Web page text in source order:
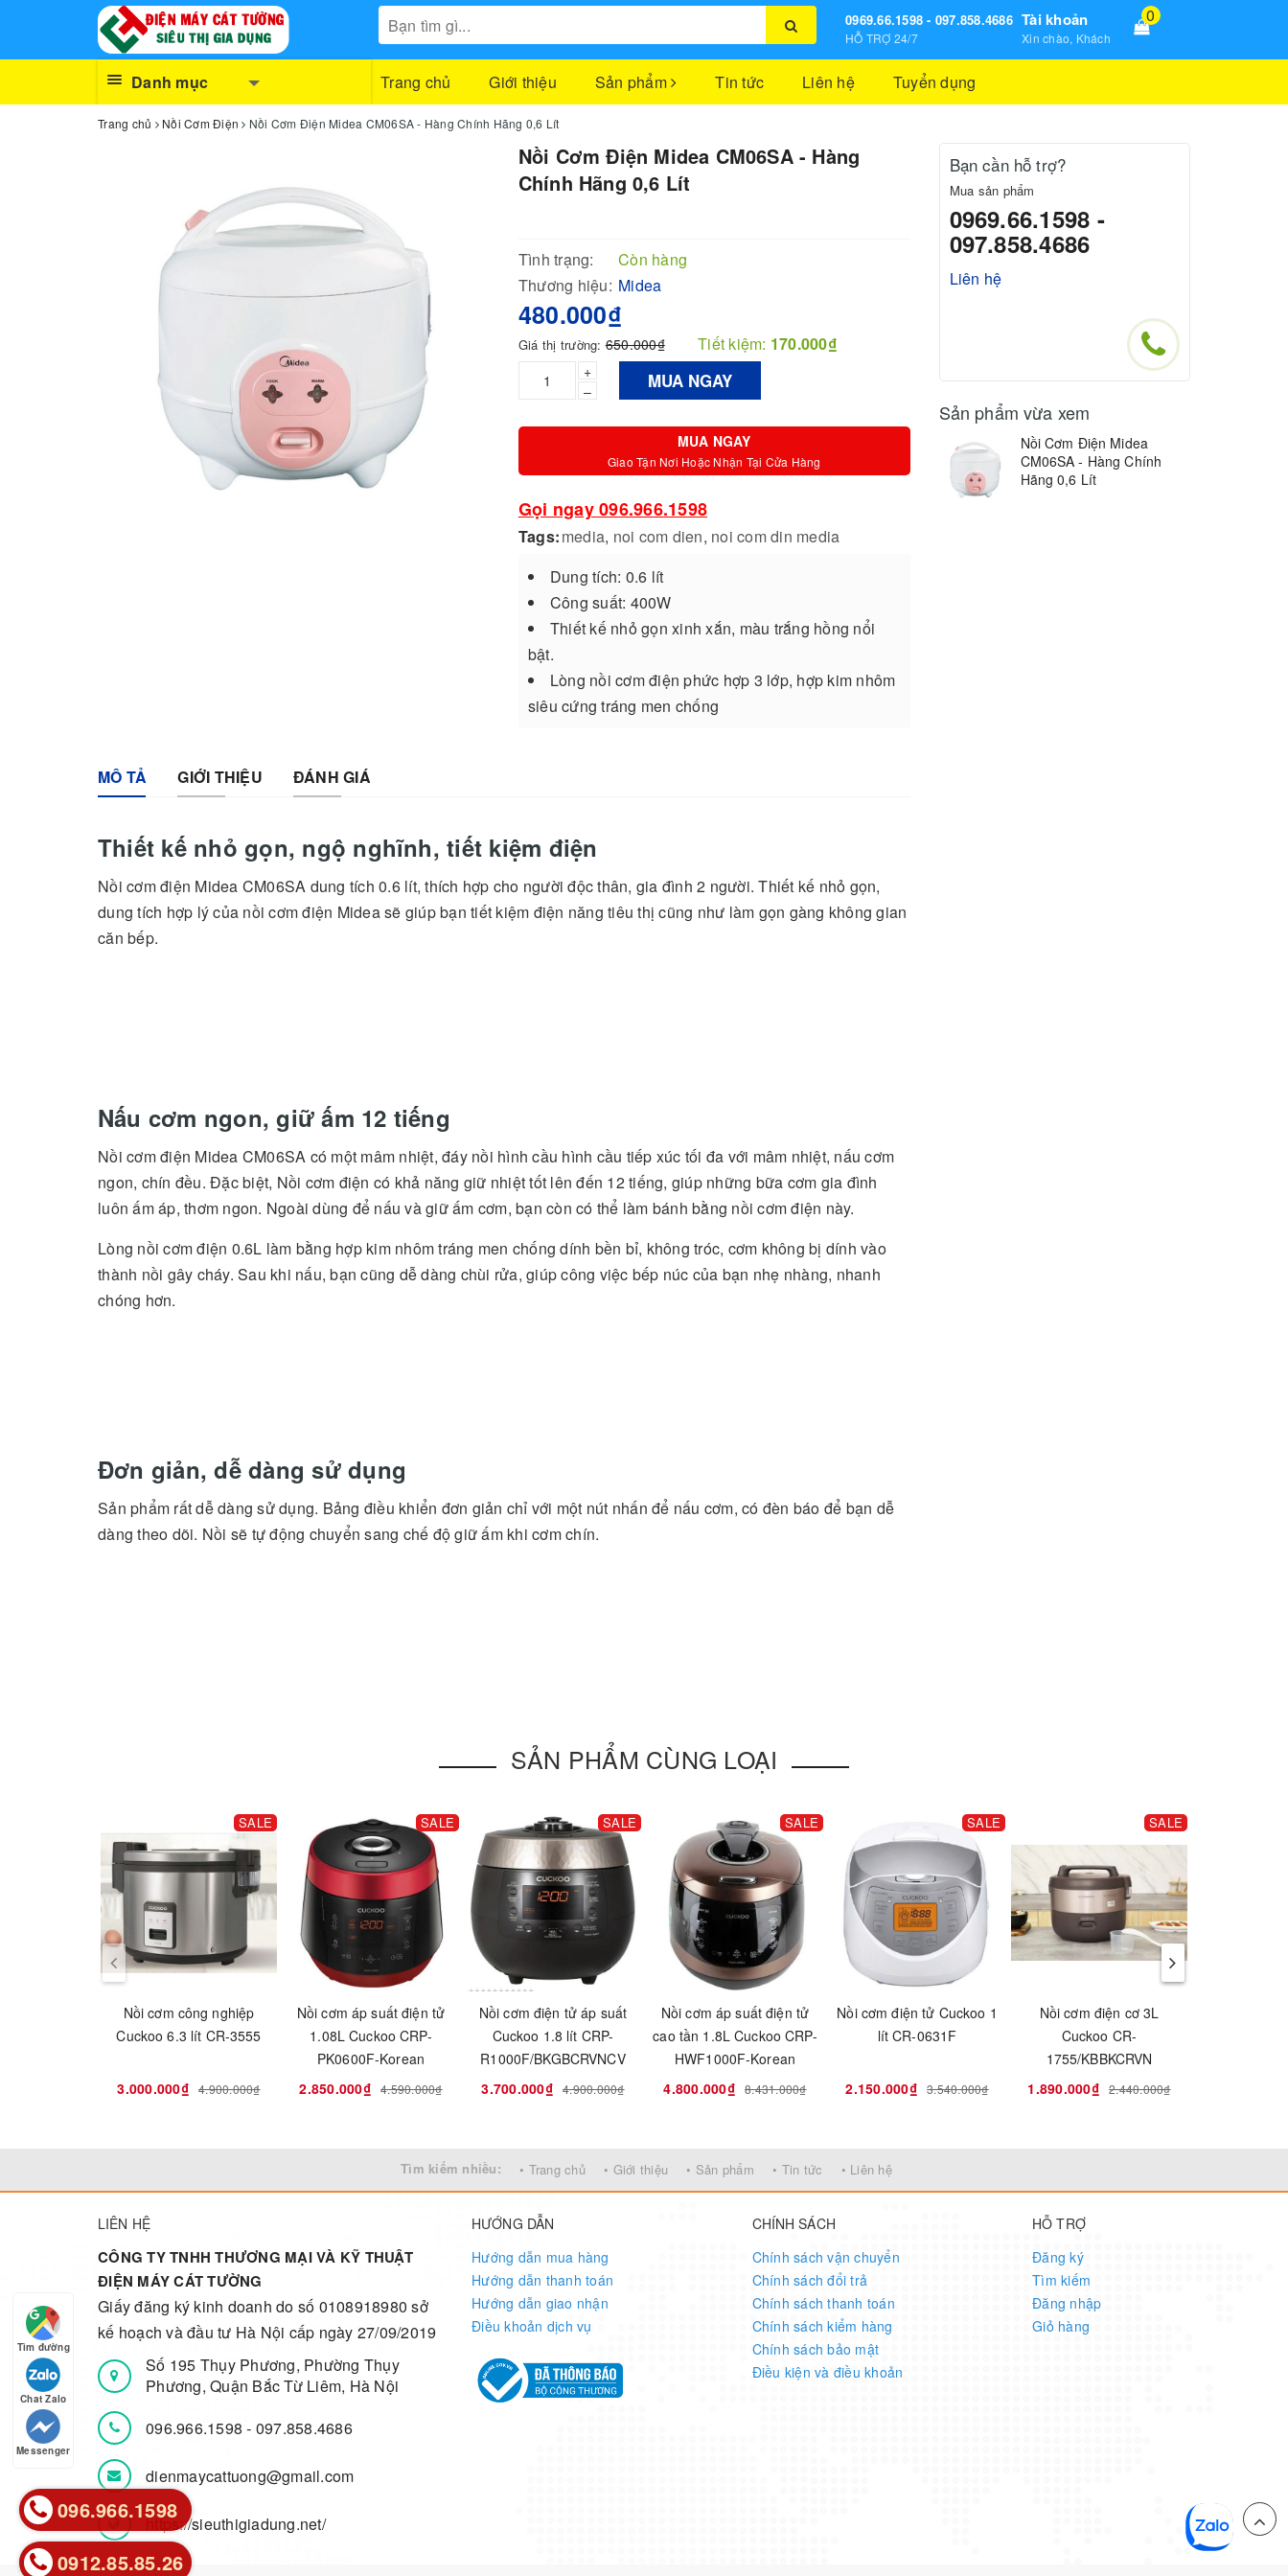
0969.66.1598 - 097.858.4686
HỖ TRỢ 24/7
Tài khoản
Xin chào, Khách
0
Danh mục Trang chủ Giới thiệu Sản phẩm Tin tức Liên hệ Tuyển dụng
Trang chủ Nồi Cơm Điện Nồi Cơm Điện Midea CM06SA - Hàng Chính Hãng 0,6 Lít
Nồi Cơm Điện Midea CM06SA - Hàng
Chính Hãng 0,6 Lít
Tình trạng:
Còn hàng
Thương hiệu: Midea
480.000₫
Giá thị trường:650.000₫ Tiết kiệm: 170.000₫
+
–
MUA NGAY
MUA NGAY
Giao Tận Nơi Hoặc Nhận Tại Cửa Hàng
Gọi ngay 096.966.1598
Tags:media, noi com dien, noi com din media
Dung tích: 0.6 lít
Công suất: 400W
Thiết kế nhỏ gọn xinh xắn, màu trắng hồng nổi
bật.
Lòng nồi cơm điện phức hợp 3 lớp, hợp kim nhôm
siêu cứng tráng men chống
MÔ TẢ GIỚI THIỆU ĐÁNH GIÁ
Thiết kế nhỏ gọn, ngộ nghĩnh, tiết kiệm điện
Nồi cơm điện Midea CM06SA dung tích 0.6 lít, thích hợp cho người độc thân, gia đình 2 người. Thiết kế nhỏ gọn,
dung tích hợp lý của nồi cơm điện Midea sẽ giúp bạn tiết kiệm điện năng tiêu thị cũng như làm gọn gàng không gian
căn bếp.
Nấu cơm ngon, giữ ấm 12 tiếng
Nồi cơm điện Midea CM06SA có một mâm nhiệt, đáy nồi hình cầu hình cầu tiếp xúc tối đa với mâm nhiệt, nấu cơm
ngon, chín đều. Đặc biệt, Nồi cơm điện có khả năng giữ nhiệt tốt lên đến 12 tiếng, giúp những bữa cơm gia đình
luôn ấm áp, thơm ngon. Ngoài dùng để nấu và giữ ấm cơm, bạn còn có thể làm bánh bằng nồi cơm điện này.
Lòng nồi cơm điện 0.6L làm bằng hợp kim nhôm tráng men chống dính bền bỉ, không tróc, cơm không bị dính vào
thành nồi gây cháy. Sau khi nấu, bạn cũng dễ dàng chùi rửa, giúp công việc bếp núc của bạn nhẹ nhàng, nhanh
chóng hơn.
Đơn giản, dễ dàng sử dụng
Sản phẩm rất dễ dàng sử dụng. Bảng điều khiển đơn giản chỉ với một nút nhấn để nấu cơm, có đèn báo để bạn dễ
dàng theo dõi. Nồi sẽ tự động chuyển sang chế độ giữ ấm khi cơm chín.
Bạn cần hỗ trợ?
Mua sản phẩm
0969.66.1598 -
097.858.4686
Liên hệ
Sản phẩm vừa xem
Nồi Cơm Điện Midea
CM06SA - Hàng Chính
Hãng 0,6 Lít
SẢN PHẨM CÙNG LOẠI
SALE
Nồi cơm công nghiệp
Cuckoo 6.3 lít CR-3555
3.000.000₫ 4.900.000₫
SALE
Nồi cơm áp suất điện tử
1.08L Cuckoo CRP-
PK0600F-Korean
2.850.000₫ 4.590.000₫
SALE
Nồi cơm điện tử áp suất
Cuckoo 1.8 lít CRP-
R1000F/BKGBCRVNCV
3.700.000₫ 4.900.000₫
SALE
Nồi cơm áp suất điện tử
cao tần 1.8L Cuckoo CRP-
HWF1000F-Korean
4.800.000₫ 8.431.000₫
SALE
Nồi cơm điện tử Cuckoo 1
lít CR-0631F
2.150.000₫ 3.540.000₫
SALE
Nồi cơm điện cơ 3L
Cuckoo CR-
1755/KBBKCRVN
1.890.000₫ 2.440.000₫
Tìm kiếm nhiều: • Trang chủ • Giới thiệu • Sản phẩm • Tin tức • Liên hệ
LIÊN HỆ
CÔNG TY TNHH THƯƠNG MẠI VÀ KỸ THUẬT
ĐIỆN MÁY CÁT TƯỜNG
Giấy đăng ký kinh doanh do số 0108918980 sở
kế hoạch và đầu tư Hà Nội cấp ngày 27/09/2019
Số 195 Thụy Phương, Phường Thụy
Phương, Quận Bắc Từ Liêm, Hà Nội
096.966.1598- 097.858.4686
dienmaycattuong@gmail.com
https://sieuthigiadung.net/
HƯỚNG DẪN
Hướng dẫn mua hàng
Hướng dẫn thanh toán
Hướng dẫn giao nhận
Điều khoản dịch vụ
CHÍNH SÁCH
Chính sách vận chuyển
Chính sách đổi trả
Chính sách thanh toán
Chính sách kiểm hàng
Chính sách bảo mật
Điều kiện và điều khoản
HỖ TRỢ
Đăng ký
Tìm kiếm
Đăng nhập
Giỏ hàng
096.966.1598
0912.85.85.26
Tìm đường
Chat Zalo
Messenger
096.966.1598
0912.85.85.26